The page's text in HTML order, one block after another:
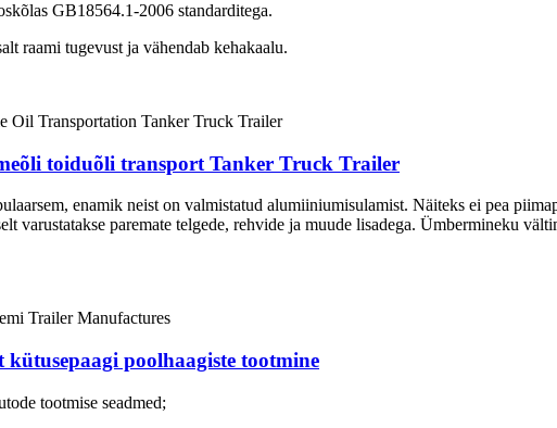
GB18564.1-2006 standarditega.
raami tugevust ja vähendab kehakaalu.
toiduõli transport Tanker Truck Trailer
enamik neist on valmistatud alumiiniumisulamist. Näiteks ei pea
varustatakse paremate telgede, rehvide ja muude lisadega. Ümbermineku
kütusepaagi poolhaagiste tootmine
tootmise seadmed;